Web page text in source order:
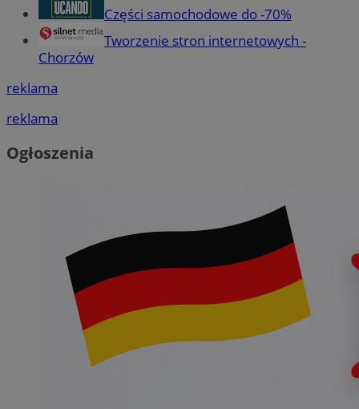
Części samochodowe do -70%
Tworzenie stron internetowych -
Chorzów
reklama
reklama
Ogłoszenia